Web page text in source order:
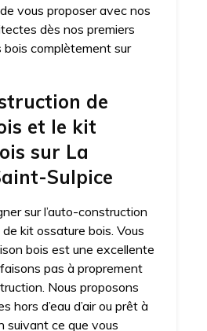
vous proposer avec nos
dès nos premiers
bois complètement sur
de
et le kit
sur La
Sulpice
sur l’auto-construction
kit ossature bois. Vous
bois est une excellente
pas à proprement
Nous proposons
hors d’eau d’air ou prêt à
suivant ce que vous